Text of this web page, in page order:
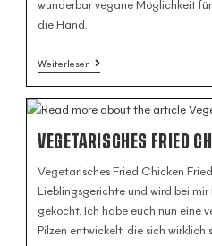
wunderbar vegane Möglichkeit
die Hand.
Weiterlesen
VEGETARISCHES FRIED
Vegetarisches Fried Chicken
Lieblingsgerichte und wird bei
gekocht. Ich habe euch nun eine
Pilzen entwickelt, die sich wirklich